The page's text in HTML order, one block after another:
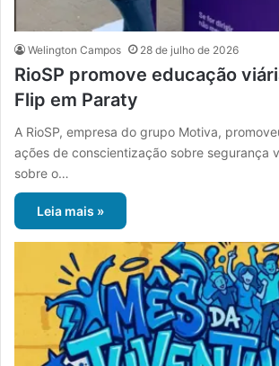
Welington Campos 28 de julho de 2026
RioSP promove educação
Flip em Paraty
A RioSP, empresa do grupo Motiva,
ações de conscientização sobre segurança
sobre o…
Leia mais »